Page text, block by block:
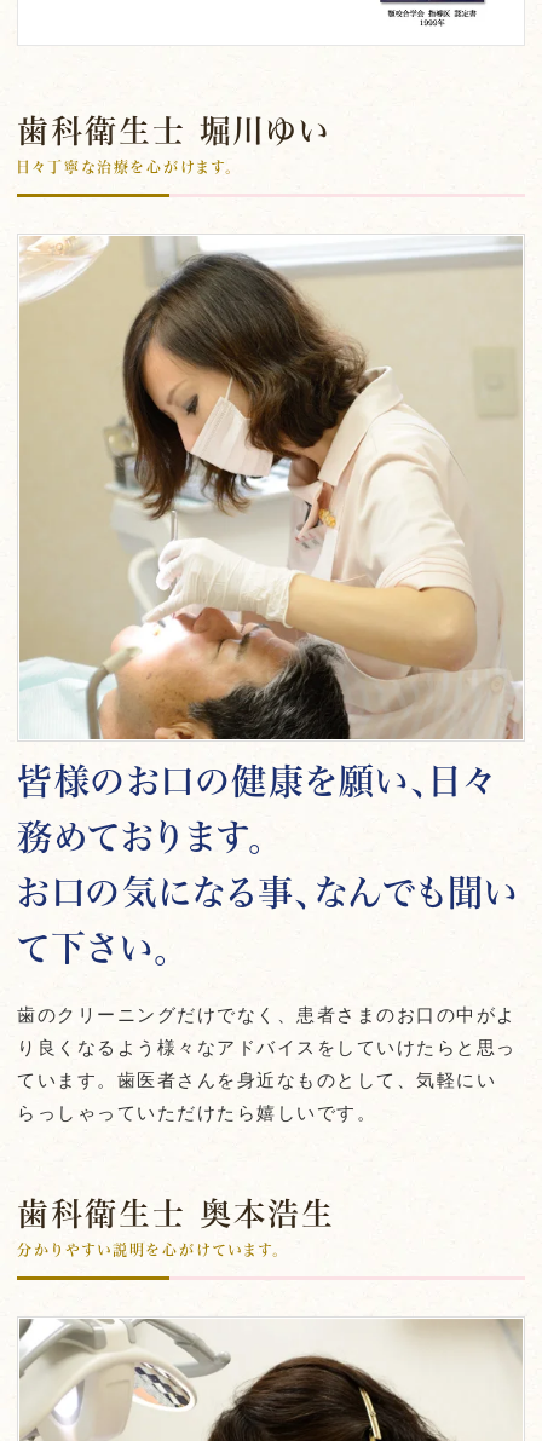
歯科衛生士 堀川ゆい
日々丁寧な治療を心がけます。
皆様のお口の健康を願い、日々
務めております。
お口の気になる事、なんでも聞い
て下さい。
歯のクリーニングだけでなく、患者さまのお口の中がよ
り良くなるよう様々なアドバイスをしていけたらと思っ
ています。歯医者さんを身近なものとして、気軽にい
らっしゃっていただけたら嬉しいです。
歯科衛生士 奥本浩生
分かりやすい説明を心がけています。